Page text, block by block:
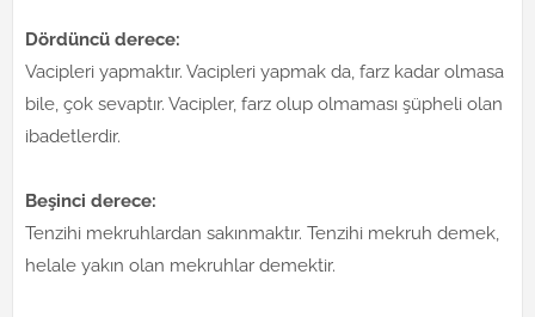
Dördüncü derece:
Vacipleri yapmaktır. Vacipleri yapmak da, farz kadar olmasa
bile, çok sevaptır. Vacipler, farz olup olmaması şüpheli olan
ibadetlerdir.
Beşinci derece:
Tenzihi mekruhlardan sakınmaktır. Tenzihi mekruh demek,
helale yakın olan mekruhlar demektir.